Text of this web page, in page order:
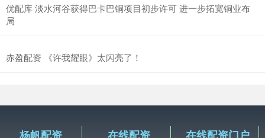
优配库 淡水河谷获得巴卡巴铜项目初步许可 进一步拓宽铜业布
局
赤盈配资 《许我耀眼》太闪亮了！